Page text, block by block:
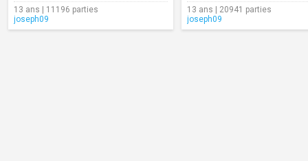
13 ans | 11196 parties
joseph09
13 ans | 20941 parties
joseph09